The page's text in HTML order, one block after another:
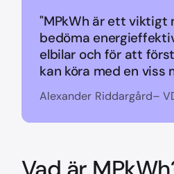
"MPkWh är ett
bedöma
elbilar och för att
kan köra med en viss
Alexander Riddargård–